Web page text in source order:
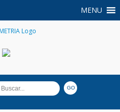
MENU